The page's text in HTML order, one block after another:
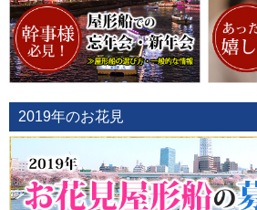
2019年のお花見